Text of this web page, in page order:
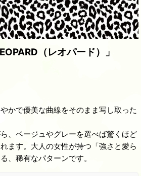
（レオパード）」
かで優美な曲線をそのまま写し取った
、ベージュやグレーを選べば驚くほど
ます。大人の女性が持つ「強さと愛ら
、稀有なパターンです。